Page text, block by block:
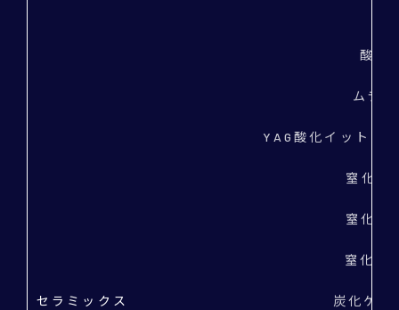
セラミックス
酸化
ムラ
YAG酸化イットリ
窒化ケ
窒化ア
窒化ジ
炭化ケ